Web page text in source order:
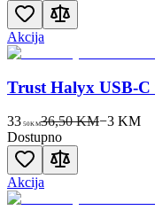
Akcija
Trust Halyx USB-C
33 50KM36,50 KM−3KM
Dostupno
Akcija